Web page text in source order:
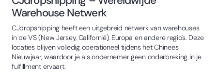
Warehouse Netwerk
CJdropshipping heeft een uitgebreid netwerk van warehouses
in de VS (New Jersey, Californië), Europa en andere regio's. Deze
locaties blijven volledig operationeel tijdens het Chinees
Nieuwjaar, waardoor je als ondernemer geen onderbreking in je
fulfillment ervaart.